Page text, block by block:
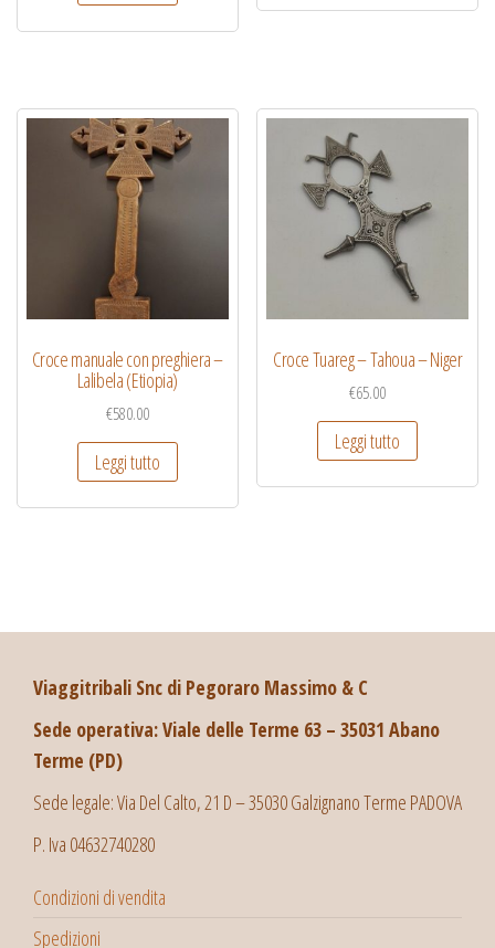
Croce manuale con preghiera –
Lalibela (Etiopia)
€580.00
Leggi tutto
Croce Tuareg – Tahoua – Niger
€65.00
Leggi tutto
Viaggitribali Snc di Pegoraro Massimo & C
Sede operativa: Viale delle Terme 63 – 35031 Abano
Terme (PD)
Sede legale: Via Del Calto, 21 D – 35030 Galzignano Terme PADOVA
P. Iva 04632740280
Condizioni di vendita
Spedizioni